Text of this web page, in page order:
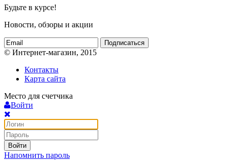
Будьте в курсе!
Новости, обзоры и акции
Подписаться
© Интернет-магазин, 2015
Контакты
Карта сайта
Место для счетчика
Войти
Войти
Напомнить пароль